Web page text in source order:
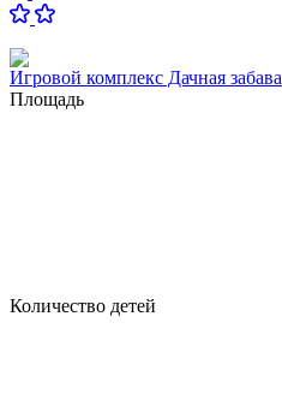
Игровой комплекс Дачная забава
Площадь
Количество детей